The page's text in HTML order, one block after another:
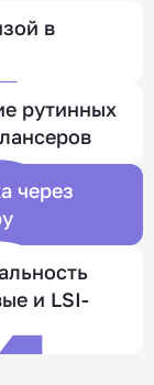
в
рутинных
через
и LSI-